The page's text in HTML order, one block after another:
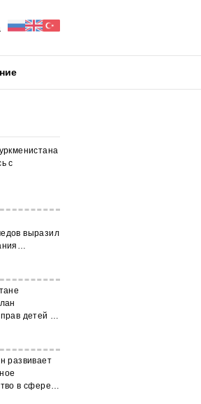
с
выразил
детей в
развивает
в сфере